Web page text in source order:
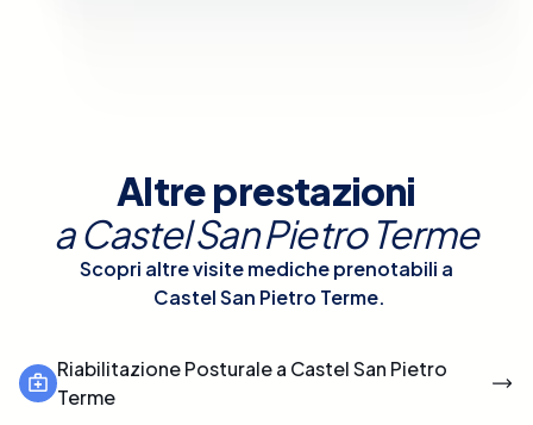
Altre prestazioni
aCastel San Pietro Terme
Scopri altre visite mediche prenotabili a
Castel San Pietro Terme.
Riabilitazione Posturale a Castel San Pietro
Terme